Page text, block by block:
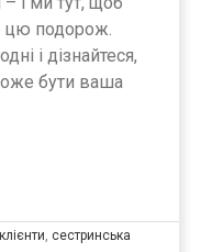
цю подорож.
і дізнайтеся,
бути ваша
клієнти сестринська